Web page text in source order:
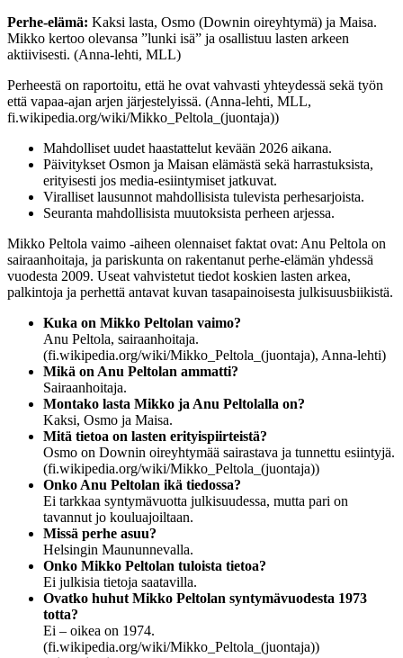
Perhe-elämä: Kaksi lasta, Osmo (Downin oireyhtymä) ja Maisa.
Mikko kertoo olevansa ”lunki isä” ja osallistuu lasten arkeen
aktiivisesti. (Anna-lehti, MLL)
Perheestä on raportoitu, että he ovat vahvasti yhteydessä sekä työn
että vapaa-ajan arjen järjestelyissä. (Anna-lehti, MLL,
fi.wikipedia.org/wiki/Mikko_Peltola_(juontaja))
Mahdolliset uudet haastattelut kevään 2026 aikana.
Päivitykset Osmon ja Maisan elämästä sekä harrastuksista,
erityisesti jos media-esiintymiset jatkuvat.
Viralliset lausunnot mahdollisista tulevista perhesarjoista.
Seuranta mahdollisista muutoksista perheen arjessa.
Mikko Peltola vaimo -aiheen olennaiset faktat ovat: Anu Peltola on
sairaanhoitaja, ja pariskunta on rakentanut perhe-elämän yhdessä
vuodesta 2009. Useat vahvistetut tiedot koskien lasten arkea,
palkintoja ja perhettä antavat kuvan tasapainoisesta julkisuusbiikistä.
Kuka on Mikko Peltolan vaimo?
Anu Peltola, sairaanhoitaja.
(fi.wikipedia.org/wiki/Mikko_Peltola_(juontaja), Anna-lehti)
Mikä on Anu Peltolan ammatti?
Sairaanhoitaja.
Montako lasta Mikko ja Anu Peltolalla on?
Kaksi, Osmo ja Maisa.
Mitä tietoa on lasten erityispiirteistä?
Osmo on Downin oireyhtymää sairastava ja tunnettu esiintyjä.
(fi.wikipedia.org/wiki/Mikko_Peltola_(juontaja))
Onko Anu Peltolan ikä tiedossa?
Ei tarkkaa syntymävuotta julkisuudessa, mutta pari on
tavannut jo kouluajoiltaan.
Missä perhe asuu?
Helsingin Maununnevalla.
Onko Mikko Peltolan tuloista tietoa?
Ei julkisia tietoja saatavilla.
Ovatko huhut Mikko Peltolan syntymävuodesta 1973
totta?
Ei – oikea on 1974.
(fi.wikipedia.org/wiki/Mikko_Peltola_(juontaja))